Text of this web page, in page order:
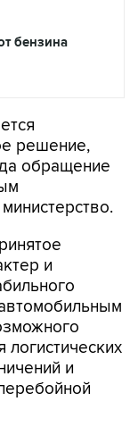
бензина
решение,
обращение
и
и